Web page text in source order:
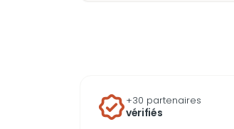
+30 partenaires
vérifiés